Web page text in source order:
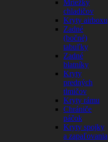
Mriežky
chladičov
Kryty airboxu
Zadné
(bočné)
tabuľky
Zadné
blatníky
Kryty
predných
tlmičov
Kryty rámu
Chrániče
páčok
Kryty spojky
a zapaľovania